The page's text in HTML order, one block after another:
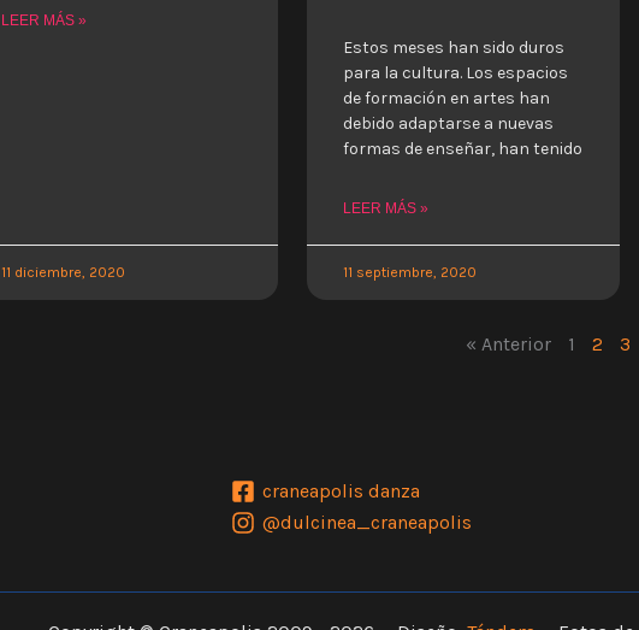
LEER MÁS »
11 diciembre, 2020
Estos meses han sido duros
para la cultura. Los espacios
de formación en artes han
debido adaptarse a nuevas
formas de enseñar, han tenido
LEER MÁS »
11 septiembre, 2020
« Anterior 1 2 3
craneapolis danza
@dulcinea_craneapolis